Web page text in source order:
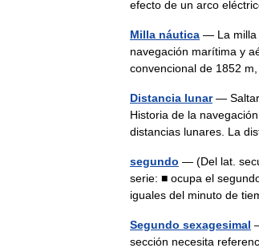
efecto de un arco
Milla náutica — La milla
navegación marítima y
convencional de 1852
Distancia lunar— Saltar
Historia de la
distancias lunares. La
segundo — (Del lat.
serie: ■ ocupa el
iguales del minuto de
Segundo sexagesimal
sección necesita